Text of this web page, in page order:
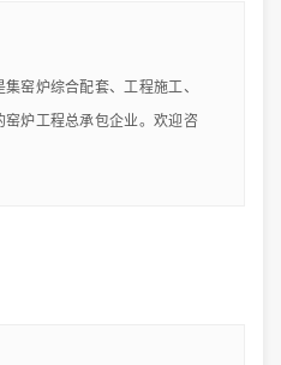
窑炉综合配套、工程施工、
炉工程总承包企业。欢迎咨